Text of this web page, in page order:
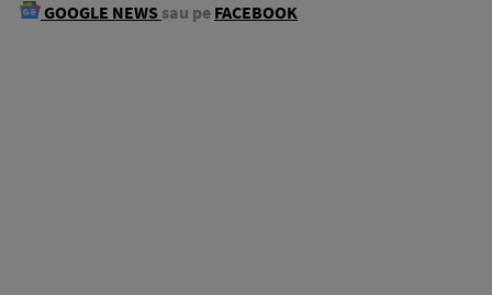
GOOGLE NEWS sau pe FACEBOOK